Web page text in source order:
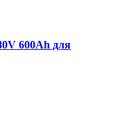
600Ah для